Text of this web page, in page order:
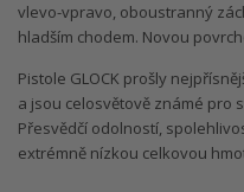
vlevo-vpravo, oboustranný
hladším chodem. Novou
Pistole GLOCK prošly
a jsou celosvětově známé pro
Přesvědčí odolností,
extrémně nízkou celkovou